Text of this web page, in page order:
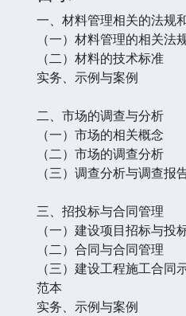
一、材料管理相关的法规
（一）材料管理的相关法
（二）材料的技术标准
实务、示例与案例
二、市场的调查与分析
（一）市场的相关概念
（二）市场的调查分析
（三）调查分析与调查报
三、招投标与合同管理
（一）建设项目招标与投
（二）合同与合同管理
（三）建设工程施工合
范本
实务、示例与案例